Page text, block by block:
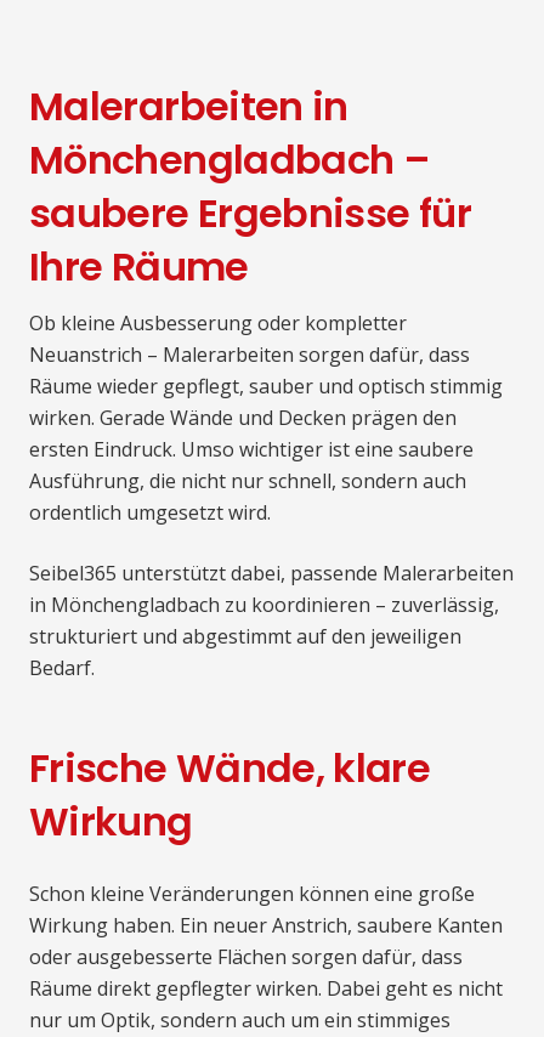
Malerarbeiten in
Mönchengladbach –
saubere Ergebnisse für
Ihre Räume
Ob kleine Ausbesserung oder kompletter
Neuanstrich – Malerarbeiten sorgen dafür, dass
Räume wieder gepflegt, sauber und optisch stimmig
wirken. Gerade Wände und Decken prägen den
ersten Eindruck. Umso wichtiger ist eine saubere
Ausführung, die nicht nur schnell, sondern auch
ordentlich umgesetzt wird.
Seibel365 unterstützt dabei, passende Malerarbeiten
in Mönchengladbach zu koordinieren – zuverlässig,
strukturiert und abgestimmt auf den jeweiligen
Bedarf.
Frische Wände, klare
Wirkung
Schon kleine Veränderungen können eine große
Wirkung haben. Ein neuer Anstrich, saubere Kanten
oder ausgebesserte Flächen sorgen dafür, dass
Räume direkt gepflegter wirken. Dabei geht es nicht
nur um Optik, sondern auch um ein stimmiges